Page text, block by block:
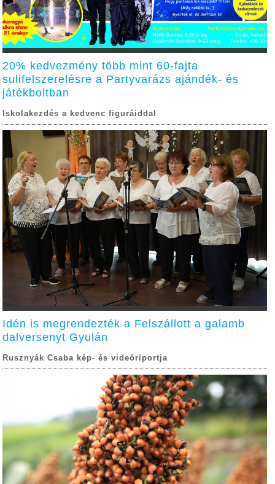
20% kedvezmény több mint 60-fajta
sulifelszerelésre a Partyvarázs ajándék- és
játékboltban
Iskolakezdés a kedvenc figuráiddal
Idén is megrendezték a Felszállott a galamb
dalversenyt Gyulán
Rusznyák Csaba kép- és videóriportja